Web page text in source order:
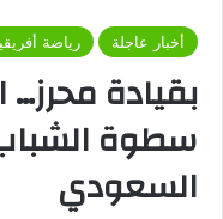
أخبار عاجلة رياضة
بقيادة
سطوة
السعودي